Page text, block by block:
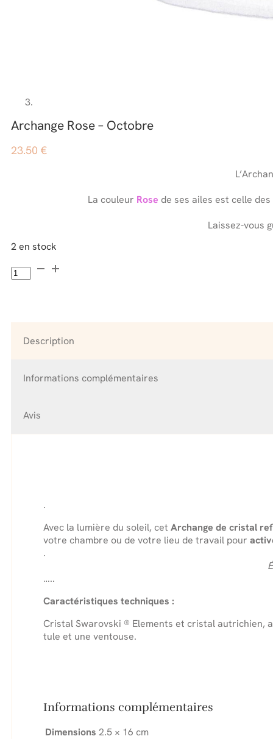
Archange Rose – Octobre
23.50 €
La couleur Rose de ses ailes est celle
Laissez-vous
2 en stock
quantité
de
Description
Informations complémentaires
Avis
.
Avec la lumière du soleil, cet Archange de cristal
votre chambre ou de votre lieu de travail pour
.
…..
Caractéristiques techniques :
Cristal Swarovski ® Elements et cristal autrichien,
tule et une ventouse.
Informations complémentaires
Dimensions 2.5 × 16 cm